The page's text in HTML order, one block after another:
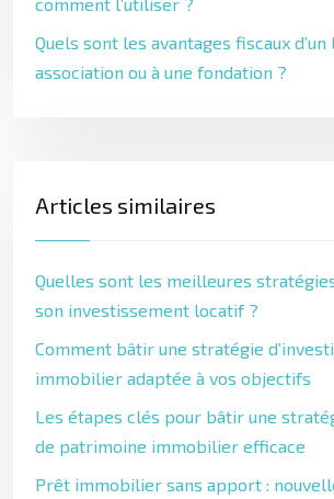
Quels sont les avantages fiscaux d’un
association ou à une fondation ?
Articles similaires
Quelles sont les meilleures
son investissement locatif ?
Comment bâtir une stratégie
immobilier adaptée à vos objectifs
Les étapes clés pour bâtir une
de patrimoine immobilier efficace
Prêt immobilier sans apport :